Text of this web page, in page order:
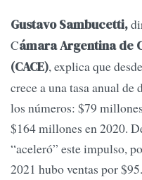
Gustavo Sambucetti,
Cámara Argentina de
(CACE), explica que
crece a una tasa anual
los números: $79
$164 millones en 2020.
“aceleró” este impulso,
2021 hubo ventas por